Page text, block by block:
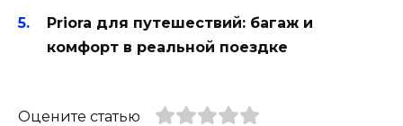
Priora для путешествий: багаж и
комфорт в реальной поездке
Оцените статью